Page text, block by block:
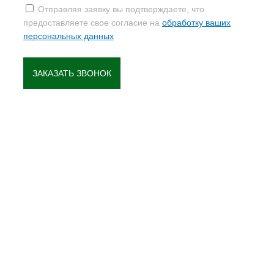
Отправляя заявку вы подтверждаете, что
предоставляете свое согласие на обработку ваших
персональных данных
ЗАКАЗАТЬ ЗВОНОК